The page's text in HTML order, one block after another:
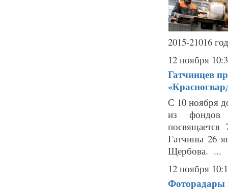
2015-21016
12 ноября
Гатчинцев
С 10 ноября
из фондов
Гатчины 26
Щербова. ...
12 ноября
Фоторадары